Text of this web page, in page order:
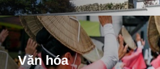
Văn hóa